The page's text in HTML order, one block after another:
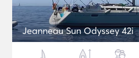
Jeanneau Sun Odyssey 42i